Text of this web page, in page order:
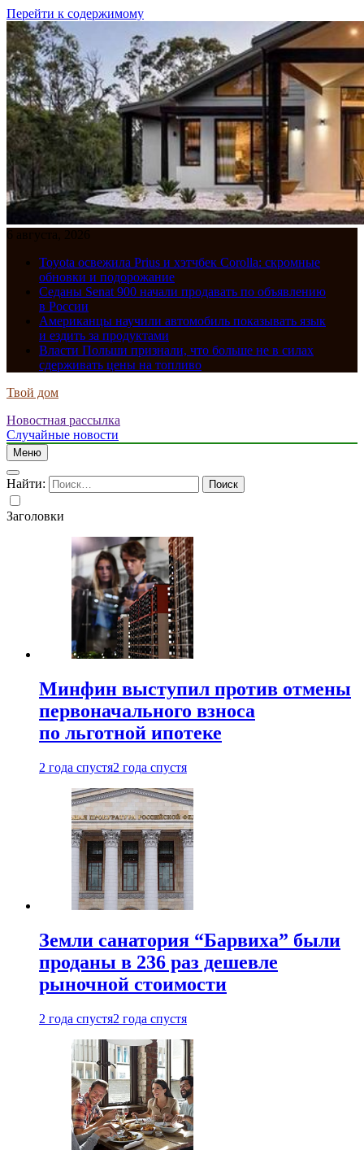
Перейти к содержимому
6 августа, 2026
Toyota освежила Prius и хэтчбек Corolla: скромные
обновки и подорожание
Седаны Senat 900 начали продавать по объявлению
в России
Американцы научили автомобиль показывать язык
и ездить за продуктами
Власти Польши признали, что больше не в силах
сдерживать цены на топливо
Твой дом
Новостная рассылка
Случайные новости
Меню
Найти:
Заголовки
Минфин выступил против отмены
первоначального взноса
по льготной ипотеке
2 года спустя2 года спустя
Земли санатория “Барвиха” были
проданы в 236 раз дешевле
рыночной стоимости
2 года спустя2 года спустя